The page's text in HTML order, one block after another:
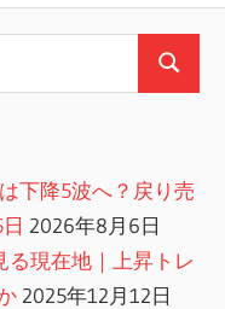
検
下降5波へ？戻り売
2026年8月6日
る現在地｜上昇トレ
2025年12月12日